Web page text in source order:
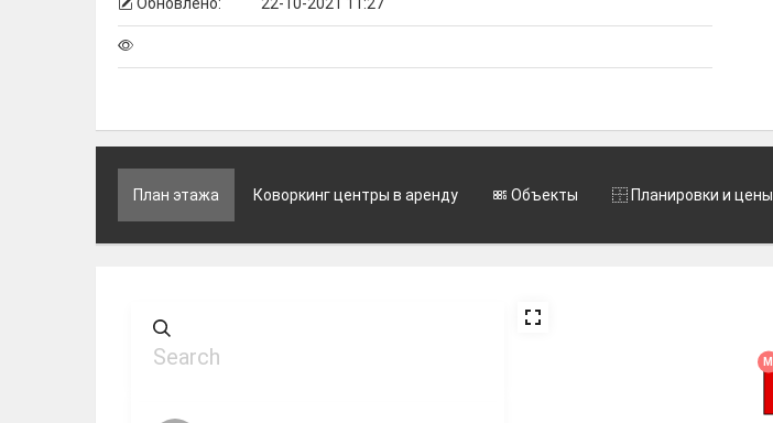
Обновлено: 22-10-2021 11:27
План этажа Коворкинг центры в аренду Объекты Планировки и цены
M